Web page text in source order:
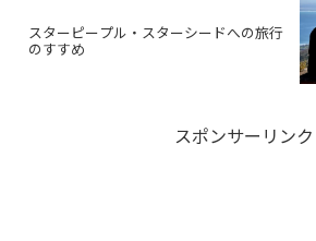
スターピープル・スターシードへの旅行
のすすめ
スポンサーリンク